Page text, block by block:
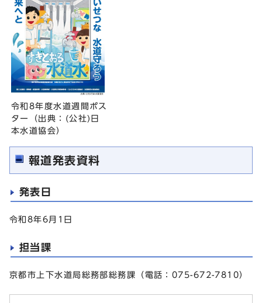
令和8年度水道週間ポス
ター（出典：(公社)日
本水道協会）
報道発表資料
発表日
令和8年6月1日
担当課
京都市上下水道局総務部総務課（電話：075-672-7810）